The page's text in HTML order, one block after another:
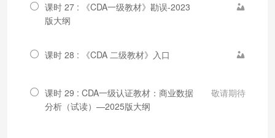
课时 27 : 《CDA一级教材》勘误-2023
版大纲
课时 28 : 《CDA 二级教材》入口
课时 29 : CDA一级认证教材：商业数据
分析（试读）—2025版大纲
敬请期待